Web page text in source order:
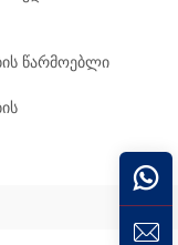
წარმოებლი